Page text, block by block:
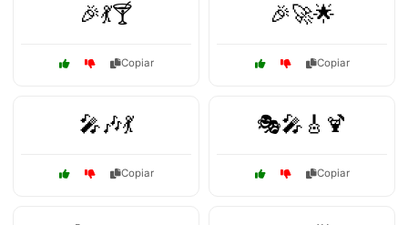
🎉💃🍸
Copiar
🎉🚀🌟
Copiar
🎤🎶💃
Copiar
🎭🎤🎸🍹
Copiar